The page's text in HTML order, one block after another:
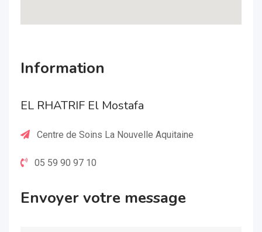
Information
EL RHATRIF El Mostafa
Centre de Soins La Nouvelle Aquitaine
05 59 90 97 10
Envoyer votre message